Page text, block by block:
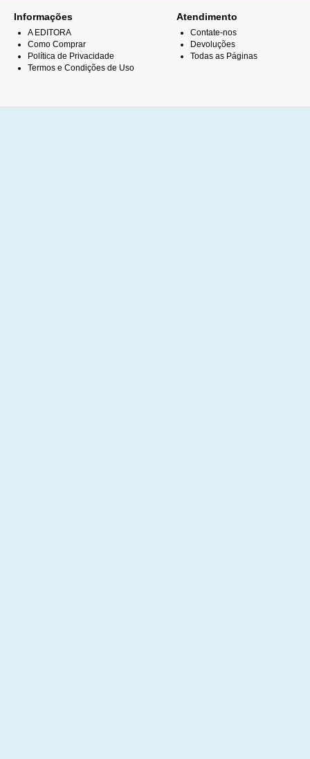
Informações
A EDITORA
Como Comprar
Política de Privacidade
Termos e Condições de Uso
Atendimento
Contate-nos
Devoluções
Todas as Páginas